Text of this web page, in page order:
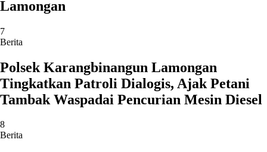
Lamongan
7
Berita
Polsek Karangbinangun Lamongan
Tingkatkan Patroli Dialogis, Ajak Petani
Tambak Waspadai Pencurian Mesin Diesel
8
Berita